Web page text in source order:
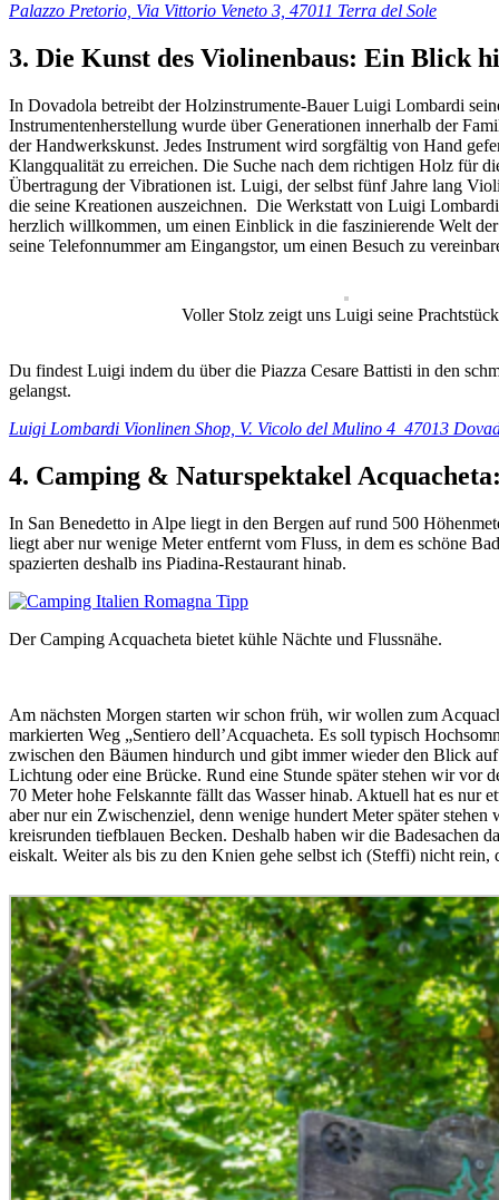
Palazzo Pretorio, Via Vittorio Veneto 3, 47011 Terra del Sole
3. Die Kunst des Violinenbaus: Ein Blick
In Dovadola betreibt der Holzinstrumente-Bauer Luigi Lombardi
Instrumentenherstellung wurde über Generationen innerhalb der
der Handwerkskunst. Jedes Instrument wird sorgfältig von Hand
Klangqualität zu erreichen. Die Suche nach dem richtigen Holz für
Übertragung der Vibrationen ist. Luigi, der selbst fünf Jahre lang
die seine Kreationen auszeichnen. Die Werkstatt von Luigi
herzlich willkommen, um einen Einblick in die faszinierende Welt
seine Telefonnummer am Eingangstor, um einen Besuch zu
Voller Stolz zeigt uns Luigi seine
Du findest Luigi indem du über die Piazza Cesare Battisti in den
gelangst.
Luigi Lombardi Vionlinen Shop, V. Vicolo del Mulino 4 47013
4. Camping & Naturspektakel
In San Benedetto in Alpe liegt in den Bergen auf rund 500
liegt aber nur wenige Meter entfernt vom Fluss, in dem es schöne
spazierten deshalb ins Piadina-Restaurant hinab.
Der Camping Acquacheta bietet kühle Nächte und Flussnähe.
Am nächsten Morgen starten wir schon früh, wir wollen zum
markierten Weg „Sentiero dell’Acquacheta. Es soll typisch
zwischen den Bäumen hindurch und gibt immer wieder den Blick
Lichtung oder eine Brücke. Rund eine Stunde später stehen wir vor
70 Meter hohe Felskannte fällt das Wasser hinab. Aktuell hat es nur
aber nur ein Zwischenziel, denn wenige hundert Meter später
kreisrunden tiefblauen Becken. Deshalb haben wir die Badesachen
eiskalt. Weiter als bis zu den Knien gehe selbst ich (Steffi) nicht